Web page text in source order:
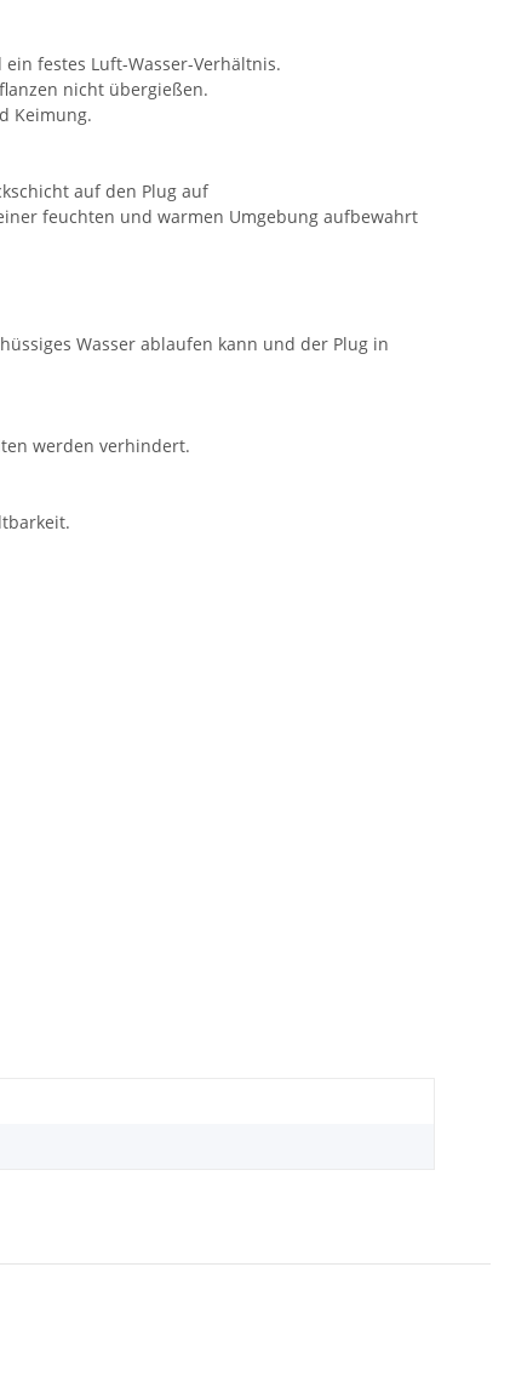
festes Luft-Wasser-Verhältnis.
nicht übergießen.
Keimung.
auf den Plug auf
feuchten und warmen Umgebung aufbewahrt
Wasser ablaufen kann und der Plug in
werden verhindert.